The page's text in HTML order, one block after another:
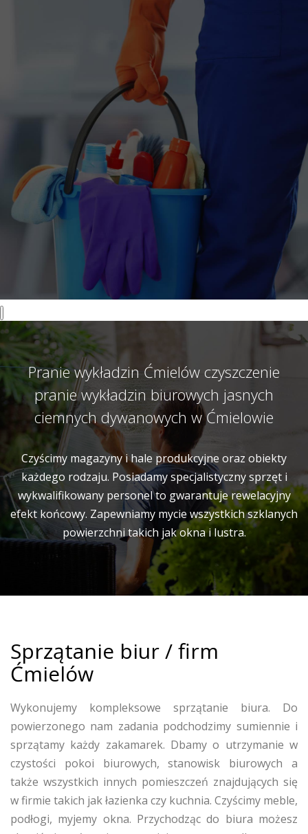
Pranie wykładzin Ćmielów czyszczenie
pranie wykładzin biurowych jasnych
ciemnych dywanowych w Ćmielowie
Czyścimy magazyny i hale produkcyjne oraz obiekty
każdego rodzaju. Posiadamy specjalistyczny sprzęt i
wykwalifikowany personel to gwarantuje rewelacyjny
efekt końcowy. Zapewniamy mycie wszystkich szklanych
powierzchni takich jak okna i lustra.
Sprzątanie biur / firm
Ćmielów
Wykonujemy kompleksowe sprzątanie biura. Do
powierzonego nam zadania podchodzimy sumiennie i
sprzątamy każdy zakamarek. Dbamy o utrzymanie w
czystości pokoi biurowych, stanowisk biurowych a
także wszystkich innych pomieszczeń znajdujących się
w firmie takich jak łazienka czy kuchnia. Czyścimy meble,
podłogi, myjemy okna. Przychodząc do biura możesz